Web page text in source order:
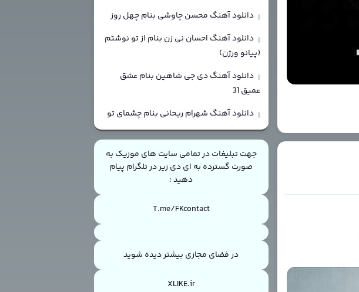
دانلود آهنگ محسن چاوشی بنام چهل روز
دانلود آهنگ احسان نی زن بنام از تو نوشتم
(پیانو ورژن)
دانلود آهنگ دی جی شاهین بنام عشق
عمیق 31
دانلود آهنگ شهرام ریحانی بنام چشمای تو
جهت تبلیغات در تمامی سایت های موزیک به
صورت گسترده به ای دی زیر در تلگرام پیام
دهید :
T.me/FKcontact
در فضای مجازی بیشتر دیده شوید
XLIKE.ir